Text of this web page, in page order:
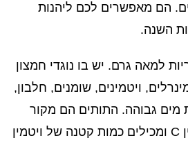
הם מאפשרים לכם ליהנות
השנה.
כ 40 קלוריות למאה גרם. יש בו נוגדי חמצון
ויטמינים, שומנים, חלבון,
מים גבוהה. התותים הם מקור
עשיר לוויטמין K וויטמין C ומכילים כמות קטנה של ויטמין